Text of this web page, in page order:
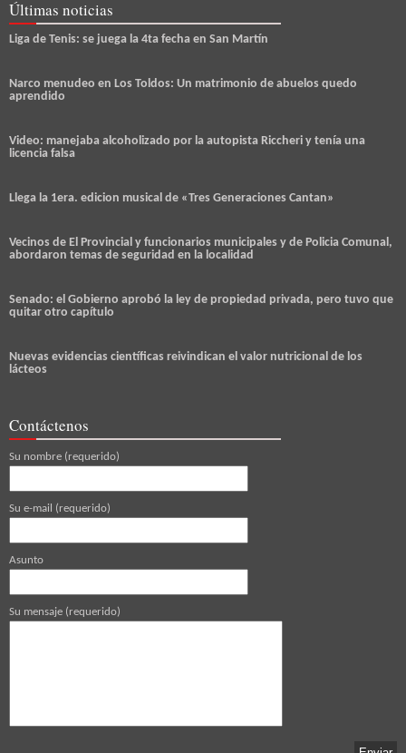
Últimas noticias
Liga de Tenis: se juega la 4ta fecha en San Martín
Narco menudeo en Los Toldos: Un matrimonio de abuelos quedo
aprendido
Video: manejaba alcoholizado por la autopista Riccheri y tenía una
licencia falsa
Llega la 1era. edicion musical de «Tres Generaciones Cantan»
Vecinos de El Provincial y funcionarios municipales y de Policia Comunal,
abordaron temas de seguridad en la localidad
Senado: el Gobierno aprobó la ley de propiedad privada, pero tuvo que
quitar otro capítulo
Nuevas evidencias científicas reivindican el valor nutricional de los
lácteos
Contáctenos
Su nombre (requerido)
Su e-mail (requerido)
Asunto
Su mensaje (requerido)